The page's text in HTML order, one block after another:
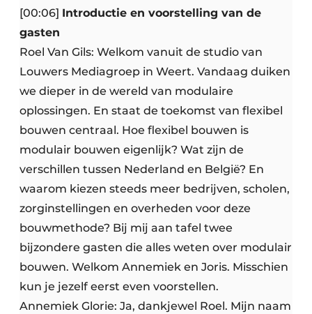
[00:06] Introductie en voorstelling van de
gasten
Roel Van Gils: Welkom vanuit de studio van
Louwers Mediagroep in Weert. Vandaag duiken
we dieper in de wereld van modulaire
oplossingen. En staat de toekomst van flexibel
bouwen centraal. Hoe flexibel bouwen is
modulair bouwen eigenlijk? Wat zijn de
verschillen tussen Nederland en België? En
waarom kiezen steeds meer bedrijven, scholen,
zorginstellingen en overheden voor deze
bouwmethode? Bij mij aan tafel twee
bijzondere gasten die alles weten over modulair
bouwen. Welkom Annemiek en Joris. Misschien
kun je jezelf eerst even voorstellen.
Annemiek Glorie: Ja, dankjewel Roel. Mijn naam